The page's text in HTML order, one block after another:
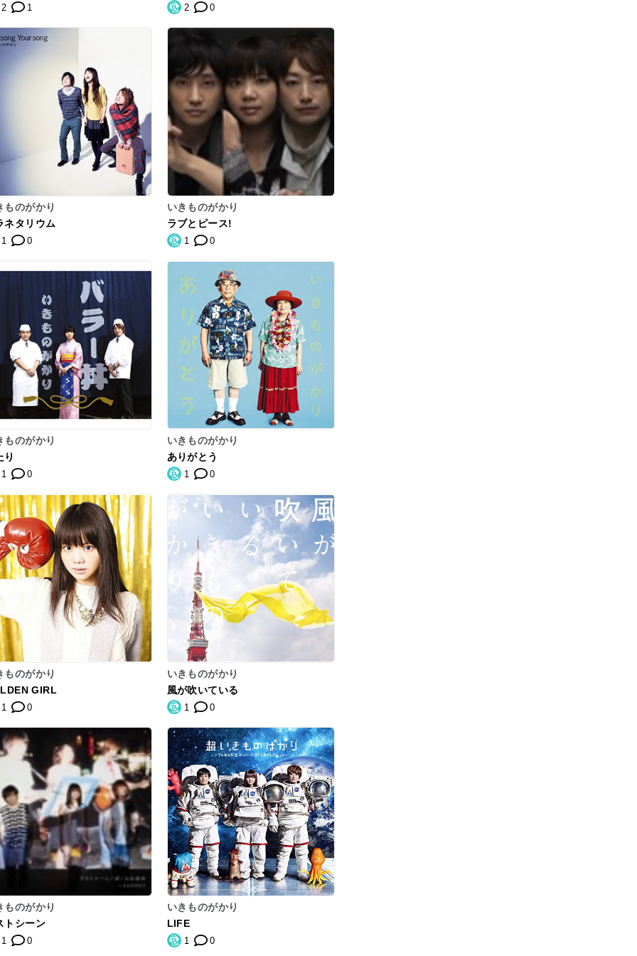
2 1 2 0
ものがかり
ネタリウム
1 0
いきものがかり
ラブとピース!
1 0
ものがかり
り
1 0
いきものがかり
ありがとう
1 0
ものがかり
GIRL
1 0
いきものがかり
風が吹いている
1 0
ものがかり
トシーン
1 0
いきものがかり
LIFE
1 0